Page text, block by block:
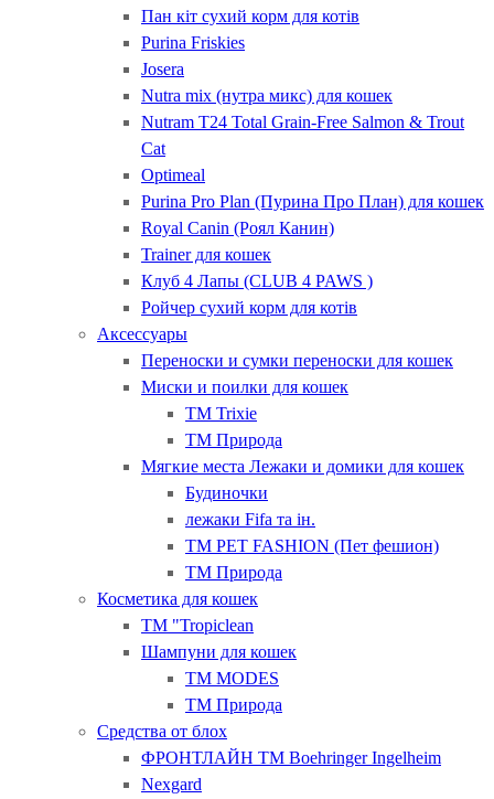
Пан кіт сухий корм для котів
Purina Friskies
Josera
Nutra mix (нутра микс) для кошек
Nutram T24 Total Grain-Free Salmon & Trout
Cat
Optimeal
Purina Pro Plan (Пурина Про План) для кошек
Royal Canin (Роял Канин)
Trainer для кошек
Клуб 4 Лапы (CLUB 4 PAWS )
Ройчер сухий корм для котів
Аксессуары
Переноски и сумки переноски для кошек
Миски и поилки для кошек
ТМ Trixie
ТМ Природа
Мягкие места Лежаки и домики для кошек
Будиночки
лежаки Fifa та ін.
ТМ PET FASHION (Пет фешион)
ТМ Природа
Косметика для кошек
ТМ "Tropiclean
Шампуни для кошек
ТМ MODES
ТМ Природа
Средства от блох
ФРОНТЛАЙН ТМ Boehringer Ingelheim
Nexgard